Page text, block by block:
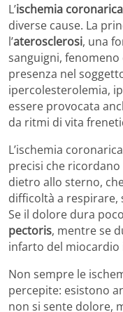
L’ischemia coronarica
diverse cause. La
l’aterosclerosi, una
sanguigni,
presenza nel
ipercolesterolemia,
essere provocata
da ritmi di vita
L’ischemia
precisi che
dietro allo sterno,
difficoltà a respirare,
Se il dolore dura
pectoris, mentre se
infarto del miocardio
Non sempre le
percepite: esistono
non si sente dolore,